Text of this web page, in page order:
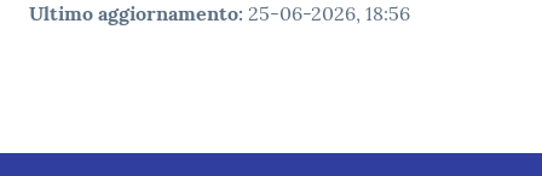
Ultimo aggiornamento: 25-06-2026, 18:56